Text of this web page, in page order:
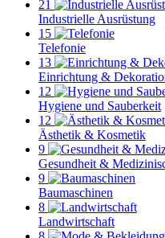
21
Industrielle Ausrüstung
15
Telefonie
13
Einrichtung &
12
Hygiene und Sauberkeit
12
Ästhetik & Kosmetik
9
Gesundheit &
9
Baumaschinen
8
Landwirtschaft